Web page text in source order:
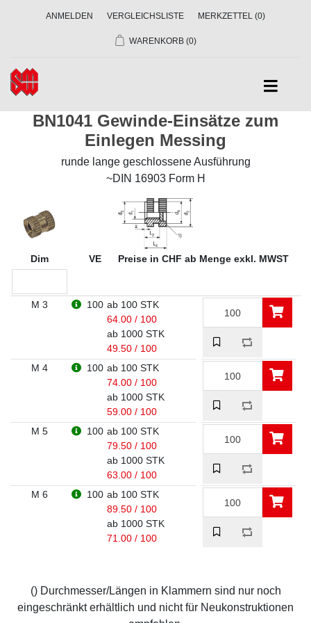
ANMELDEN VERGLEICHSLISTE MERKZETTEL (0)
WARENKORB (0)
BN1041 Gewinde-Einsätze zum
Einlegen Messing
runde lange geschlossene Ausführung
~DIN 16903 Form H
Dim VE Preise in CHF ab Menge exkl. MWST
M 3 100 ab 100 STK
64.00 / 100
ab 1000 STK
49.50 / 100
M 4
100 ab 100 STK
74.00 / 100
ab 1000 STK
59.00 / 100
M 5
100 ab 100 STK
79.50 / 100
ab 1000 STK
63.00 / 100
M 6
100 ab 100 STK
89.50 / 100
ab 1000 STK
71.00 / 100
() Durchmesser/Längen in Klammern sind nur noch
eingeschränkt erhältlich und nicht für Neukonstruktionen